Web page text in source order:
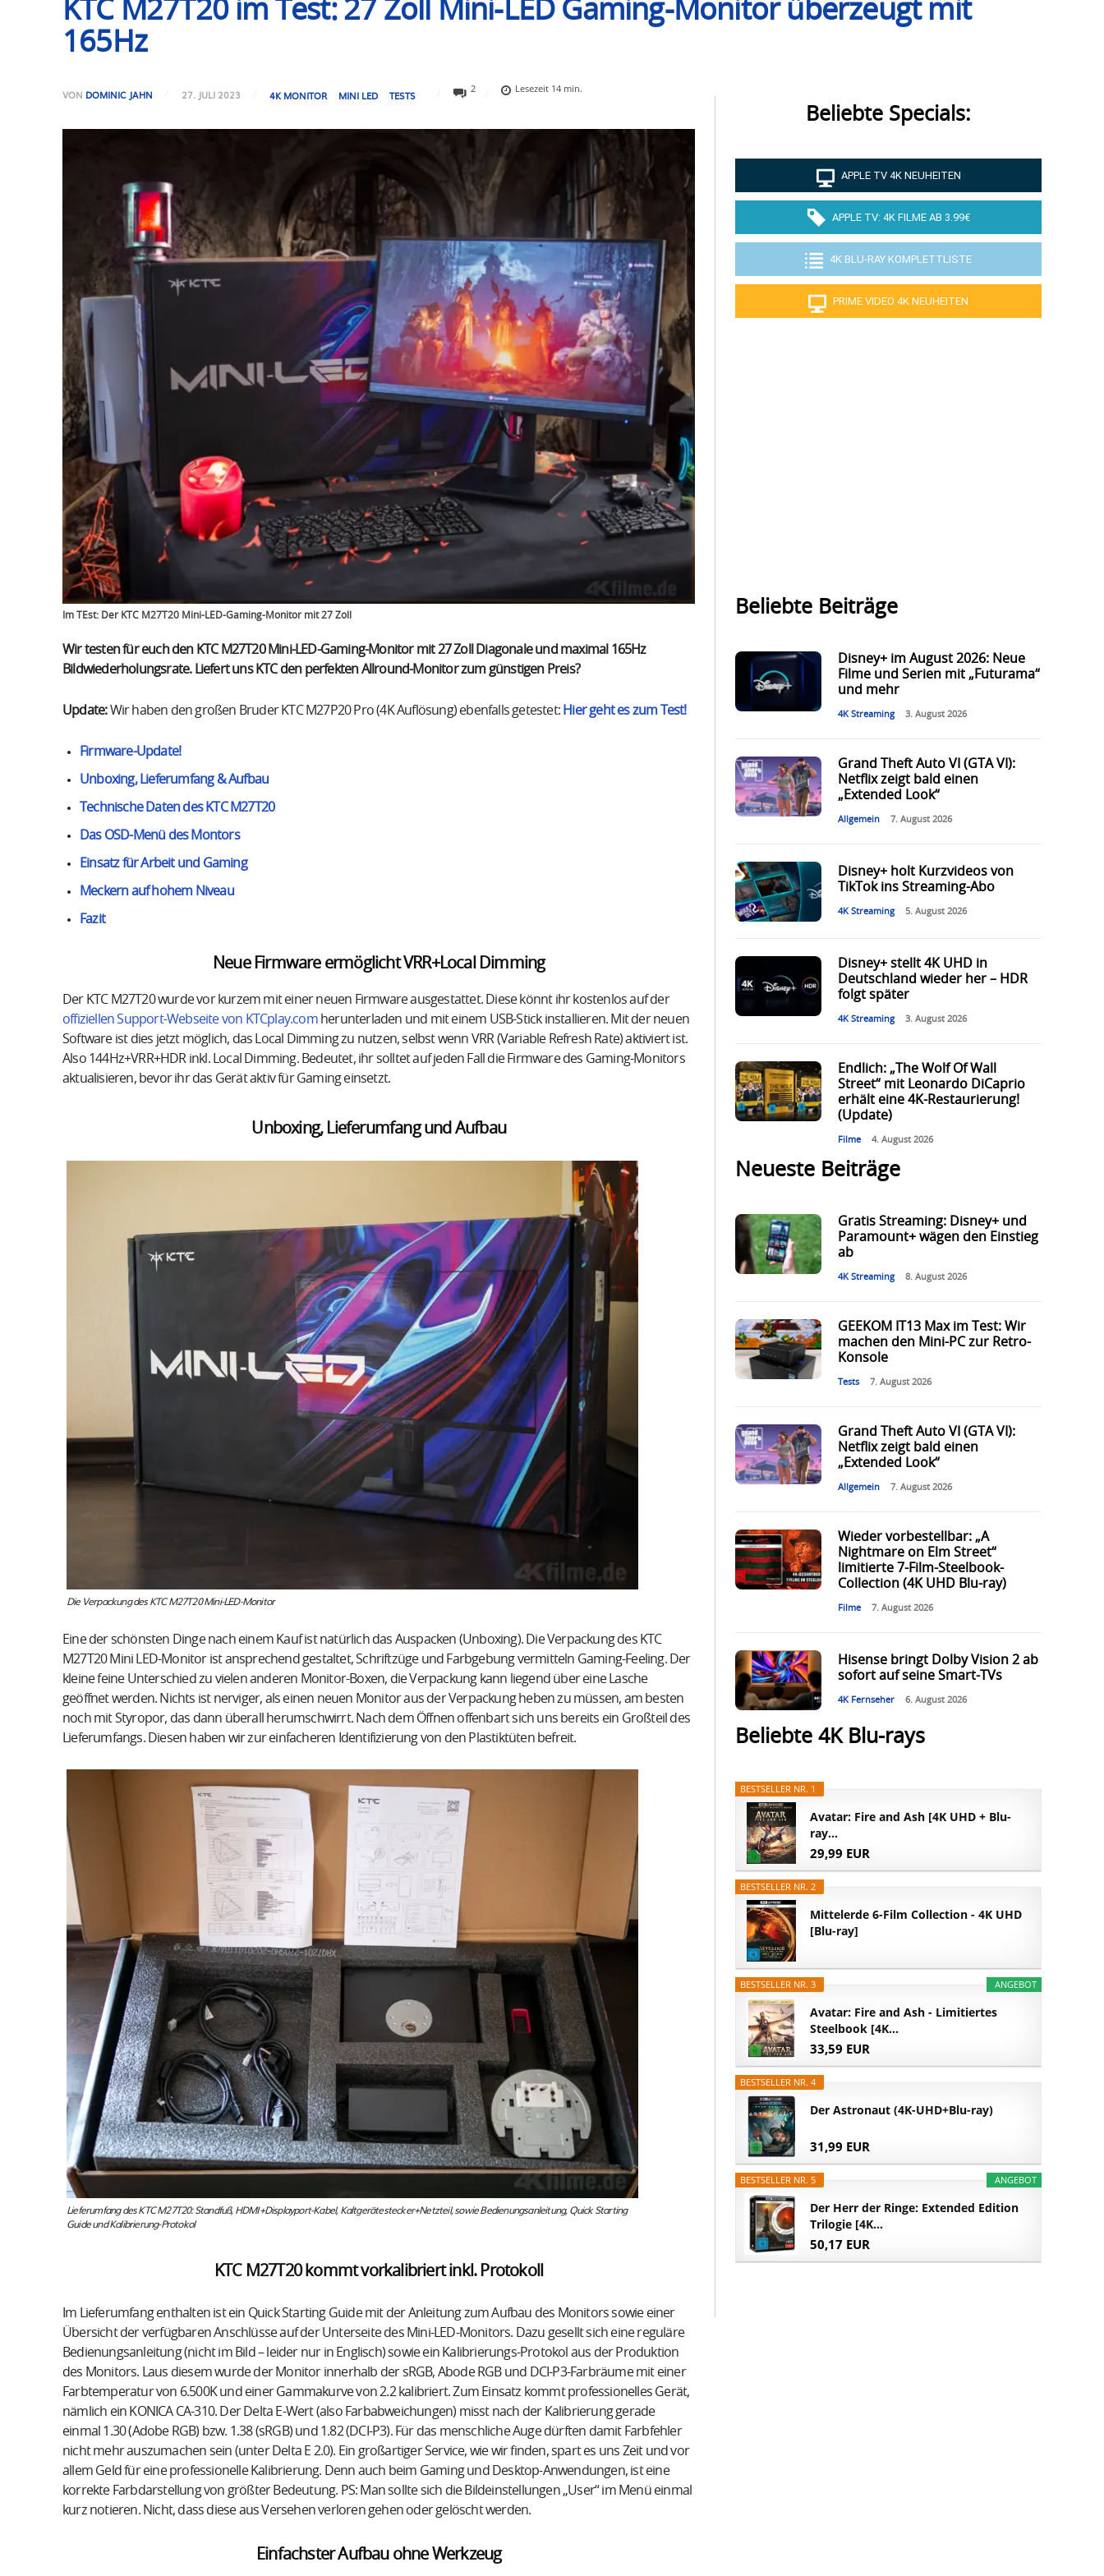
KTC M27T20 im Test: 27 Zoll Mini-LED Gaming-Monitor überzeugt mit
165Hz
VON DOMINIC JAHN 27. JULI 2023 4K MONITOR MINI LED TESTS
2 Lesezeit 14 min.
Im TEst: Der KTC M27T20 Mini-LED-Gaming-Monitor mit 27 Zoll
Wir testen für euch den KTC M27T20 Mini-LED-Gaming-Monitor mit 27 Zoll Diagonale und maximal 165Hz
Bildwiederholungsrate. Liefert uns KTC den perfekten Allround-Monitor zum günstigen Preis?
Update:Wir haben den großen Bruder KTC M27P20 Pro (4K Auflösung) ebenfalls getestet: Hier geht es zum Test!
Firmware-Update!
Unboxing, Lieferumfang & Aufbau
Technische Daten des KTC M27T20
Das OSD-Menü des Montors
Einsatz für Arbeit und Gaming
Meckern auf hohem Niveau
Fazit
Neue Firmware ermöglicht VRR+Local Dimming
Der KTC M27T20 wurde vor kurzem mit einer neuen Firmware ausgestattet. Diese könnt ihr kostenlos auf der
offiziellen Support-Webseite von KTCplay.comherunterladen und mit einem USB-Stick installieren. Mit der neuen
Software ist dies jetzt möglich, das Local Dimming zu nutzen, selbst wenn VRR (Variable Refresh Rate) aktiviert ist.
Also 144Hz+VRR+HDR inkl. Local Dimming. Bedeutet, ihr solltet auf jeden Fall die Firmware des Gaming-Monitors
aktualisieren, bevor ihr das Gerät aktiv für Gaming einsetzt.
Unboxing, Lieferumfang und Aufbau
Die Verpackung des KTC M27T20 Mini-LED-Monitor
Eine der schönsten Dinge nach einem Kauf ist natürlich das Auspacken (Unboxing). Die Verpackung des KTC
M27T20 Mini LED-Monitor ist ansprechend gestaltet, Schriftzüge und Farbgebung vermitteln Gaming-Feeling. Der
kleine feine Unterschied zu vielen anderen Monitor-Boxen, die Verpackung kann liegend über eine Lasche
geöffnet werden. Nichts ist nerviger, als einen neuen Monitor aus der Verpackung heben zu müssen, am besten
noch mit Styropor, das dann überall herumschwirrt. Nach dem Öffnen offenbart sich uns bereits ein Großteil des
Lieferumfangs. Diesen haben wir zur einfacheren Identifizierung von den Plastiktüten befreit.
Lieferumfang des KTC M27T20: Standfuß, HDMI+Displayport-Kabel, Kaltgerätestecker+Netzteil, sowie Bedienungsanleitung, Quick Starting
Guide und Kalibrierung-Protokol
KTC M27T20 kommt vorkalibriert inkl. Protokoll
Im Lieferumfang enthalten ist ein Quick Starting Guide mit der Anleitung zum Aufbau des Monitors sowie einer
Übersicht der verfügbaren Anschlüsse auf der Unterseite des Mini-LED-Monitors. Dazu gesellt sich eine reguläre
Bedienungsanleitung (nicht im Bild – leider nur in Englisch) sowie ein Kalibrierungs-Protokol aus der Produktion
des Monitors. Laus diesem wurde der Monitor innerhalb der sRGB, Abode RGB und DCI-P3-Farbräume mit einer
Farbtemperatur von 6.500K und einer Gammakurve von 2.2 kalibriert. Zum Einsatz kommt professionelles Gerät,
nämlich ein KONICA CA-310. Der Delta E-Wert (also Farbabweichungen) misst nach der Kalibrierung gerade
einmal 1.30 (Adobe RGB) bzw. 1.38 (sRGB) und 1.82 (DCI-P3). Für das menschliche Auge dürften damit Farbfehler
nicht mehr auszumachen sein (unter Delta E 2.0). Ein großartiger Service, wie wir finden, spart es uns Zeit und vor
allem Geld für eine professionelle Kalibrierung. Denn auch beim Gaming und Desktop-Anwendungen, ist eine
korrekte Farbdarstellung von größter Bedeutung. PS: Man sollte sich die Bildeinstellungen „User“ im Menü einmal
kurz notieren. Nicht, dass diese aus Versehen verloren gehen oder gelöscht werden.
Einfachster Aufbau ohne Werkzeug
Beliebte Specials:
APPLE TV 4K NEUHEITEN
APPLE TV: 4K FILME AB 3.99€
4K BLU-RAY KOMPLETTLISTE
PRIME VIDEO 4K NEUHEITEN
Beliebte Beiträge
Disney+ im August 2026: Neue
Filme und Serien mit „Futurama“
und mehr
4K Streaming 3. August 2026
Grand Theft Auto VI (GTA VI):
Netflix zeigt bald einen
„Extended Look“
Allgemein 7. August 2026
Disney+ holt Kurzvideos von
TikTok ins Streaming-Abo
4K Streaming 5. August 2026
Disney+ stellt 4K UHD in
Deutschland wieder her – HDR
folgt später
4K Streaming 3. August 2026
Endlich: „The Wolf Of Wall
Street“ mit Leonardo DiCaprio
erhält eine 4K-Restaurierung!
(Update)
Filme 4. August 2026
Neueste Beiträge
Gratis Streaming: Disney+ und
Paramount+ wägen den Einstieg
ab
4K Streaming 8. August 2026
GEEKOM IT13 Max im Test: Wir
machen den Mini-PC zur Retro-
Konsole
Tests 7. August 2026
Grand Theft Auto VI (GTA VI):
Netflix zeigt bald einen
„Extended Look“
Allgemein 7. August 2026
Wieder vorbestellbar: „A
Nightmare on Elm Street“
limitierte 7-Film-Steelbook-
Collection (4K UHD Blu-ray)
Filme 7. August 2026
Hisense bringt Dolby Vision 2 ab
sofort auf seine Smart-TVs
4K Fernseher 6. August 2026
Beliebte 4K Blu-rays
BESTSELLER NR. 1
Avatar: Fire and Ash [4K UHD + Blu-
ray...
29,99 EUR
BESTSELLER NR. 2
Mittelerde 6-Film Collection - 4K UHD
[Blu-ray]
ANGEBOT
BESTSELLER NR. 3
Avatar: Fire and Ash - Limitiertes
Steelbook [4K...
33,59 EUR
BESTSELLER NR. 4
Der Astronaut (4K-UHD+Blu-ray)
31,99 EUR
ANGEBOT
BESTSELLER NR. 5
Der Herr der Ringe: Extended Edition
Trilogie [4K...
50,17 EUR